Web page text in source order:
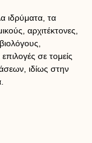
ιδρύματα, τα
αρχιτέκτονες,
σε τομείς
ιδίως στην